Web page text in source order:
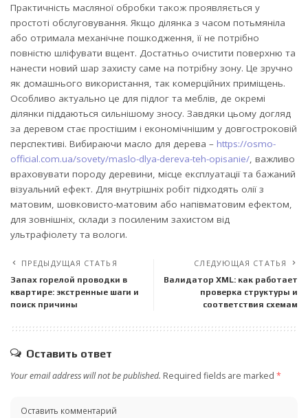
Практичність масляної обробки також проявляється у
простоті обслуговування. Якщо ділянка з часом потьмяніла
або отримала механічне пошкодження, її не потрібно
повністю шліфувати вщент. Достатньо очистити поверхню та
нанести новий шар захисту саме на потрібну зону. Це зручно
як домашнього використання, так комерційних приміщень.
Особливо актуально це для підлог та меблів, де окремі
ділянки піддаються сильнішому зносу. Завдяки цьому догляд
за деревом стає простішим і економічнішим у довгостроковій
перспективі. Вибираючи масло для дерева – https://osmo-
official.com.ua/sovety/maslo-dlya-dereva-teh-opisanie/ , важливо
враховувати породу деревини, місце експлуатації та бажаний
візуальний ефект. Для внутрішніх робіт підходять олії з
матовим, шовковисто-матовим або напівматовим ефектом,
для зовнішніх, склади з посиленим захистом від
ультрафіолету та вологи.
ПРЕДЫДУЩАЯ СТАТЬЯ
Запах горелой проводки в
квартире: экстренные шаги и
поиск причины
СЛЕДУЮЩАЯ СТАТЬЯ
Валидатор XML: как работает
проверка структуры и
соответствия схемам
Оставить ответ
Your email address will not be published. Required fields are marked *